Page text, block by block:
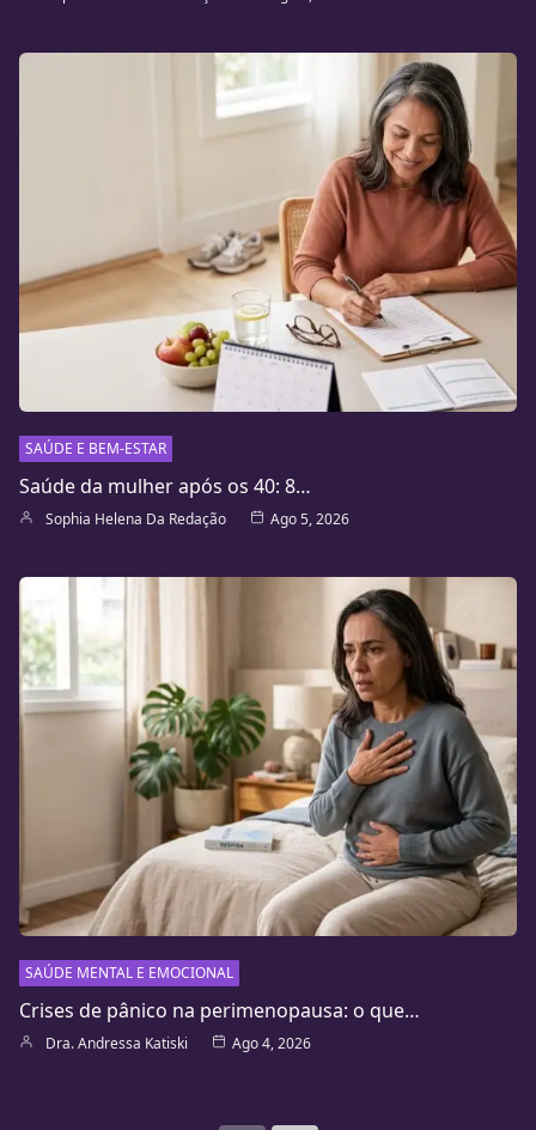
SAÚDE E BEM-ESTAR
Saúde da mulher após os 40: 8…
Sophia Helena Da Redação Ago 5, 2026
SAÚDE MENTAL E EMOCIONAL
Crises de pânico na perimenopausa: o que…
Dra. Andressa Katiski Ago 4, 2026